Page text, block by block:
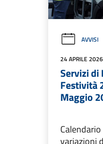
AVVISI
24 APRILE 2026
Servizi di
Festività
Maggio
variazioni